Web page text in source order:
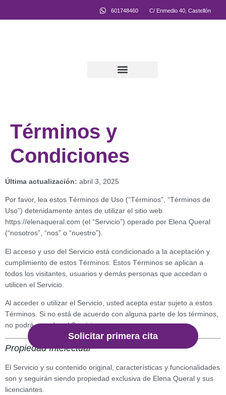
601748460 C/ Enmedio 40, Castellón
Términos y
Condiciones
Última actualización: abril 3, 2025
Por favor, lea estos Términos de Uso (“Términos”, “Términos de
Uso”) detenidamente antes de utilizar el sitio web
https://elenaqueral.com (el “Servicio”) operado por Elena Queral
(“nosotros”, “nos” o “nuestro”).
El acceso y uso del Servicio está condicionado a la aceptación y
cumplimiento de estos Términos. Estos Términos se aplican a
todos los visitantes, usuarios y demás personas que accedan o
utilicen el Servicio.
Al acceder o utilizar el Servicio, usted acepta estar sujeto a estos
Términos. Si no está de acuerdo con alguna parte de los términos,
no podrá acceder al Servicio.
Propiedad Intelectual
El Servicio y su contenido original, características y funcionalidades
son y seguirán siendo propiedad exclusiva de Elena Queral y sus
licenciantes.
Solicitar primera cita